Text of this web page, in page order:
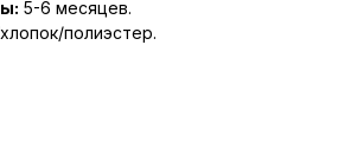
5-6 месяцев.
полиэстер.